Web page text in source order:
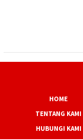
HOME
TENTANG KAMI
HUBUNGI KAMI